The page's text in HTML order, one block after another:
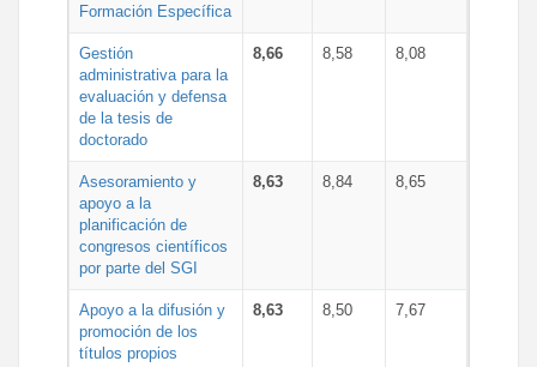
Formación Específica
Gestión
administrativa para la
evaluación y defensa
de la tesis de
doctorado
8,66 8,58 8,08
Asesoramiento y
apoyo a la
planificación de
congresos científicos
por parte del SGI
8,63 8,84 8,65
Apoyo a la difusión y
promoción de los
títulos propios
8,63 8,50 7,67